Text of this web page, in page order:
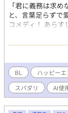
「君に義務は求
と、言葉足らずで
コメディ！ あら
していい」 貧乏
は、政略結婚した
た。 冷徹で無表
ラッキー、衣食住
釈したルシアン。
れの冒険者ライフ
信じて、半年間も
る日クエスト中に
とビクビクしてい
BL ハッピーエ
スパダリ
AI使